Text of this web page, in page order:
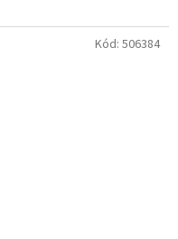
Kód: 506384